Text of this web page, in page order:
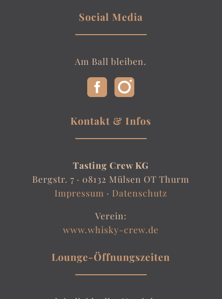
Social Media
Am Ball bleiben.
Kontakt & Infos
Tasting Crew KG
Bergstr. 7 · 08132 Mülsen OT Thurm
Impressum · Datenschutz
Verein:
www.whisky-crew.de
Lounge-Öffnungszeiten